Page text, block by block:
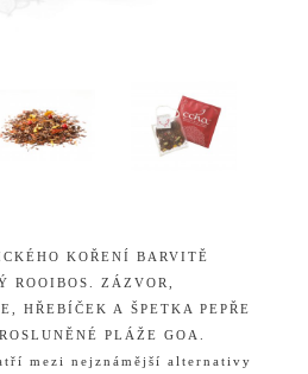
KOŘENÍ BARVITĚ
ROOIBOS. ZÁZVOR,
HŘEBÍČEK A ŠPETKA PEPŘE
PLÁŽE GOA.
mezi nejznámější alternativy